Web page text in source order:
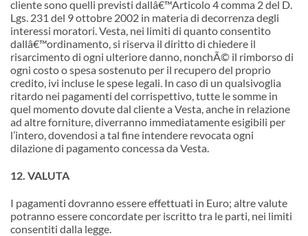
cliente sono quelli previsti dallâ€™Articolo 4 comma 2 del D.
Lgs. 231 del 9 ottobre 2002 in materia di decorrenza degli
interessi moratori. Vesta, nei limiti di quanto consentito
dallâ€™ordinamento, si riserva il diritto di chiedere il
risarcimento di ogni ulteriore danno, nonchÃ© il rimborso di
ogni costo o spesa sostenuto per il recupero del proprio
credito, ivi incluse le spese legali. In caso di un qualsivoglia
ritardo nei pagamenti del corrispettivo, tutte le somme in
quel momento dovute dal cliente a Vesta, anche in relazione
ad altre forniture, diverranno immediatamente esigibili per
l’intero, dovendosi a tal fine intendere revocata ogni
dilazione di pagamento concessa da Vesta.
12. VALUTA
I pagamenti dovranno essere effettuati in Euro; altre valute
potranno essere concordate per iscritto tra le parti, nei limiti
consentiti dalla legge.